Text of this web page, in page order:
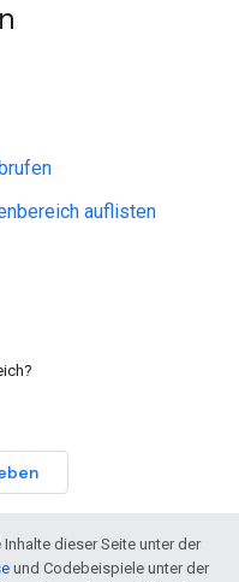
auflisten
dieser Seite unter der
und Codebeispiele unter der